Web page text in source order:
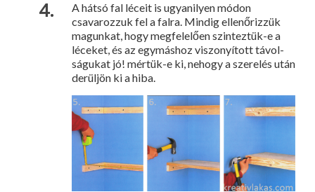
A hátsó fal léceit is ugyanilyen módon
csavarozzuk fel a falra. Mindig el­lenőrizzük
magunkat, hogy megfelelően szinteztük-e a
léce­ket, és az egymás­hoz viszonyított távol­
ságukat jó! mértük-e ki, nehogy a szere­lés után
derüljön ki a hiba.